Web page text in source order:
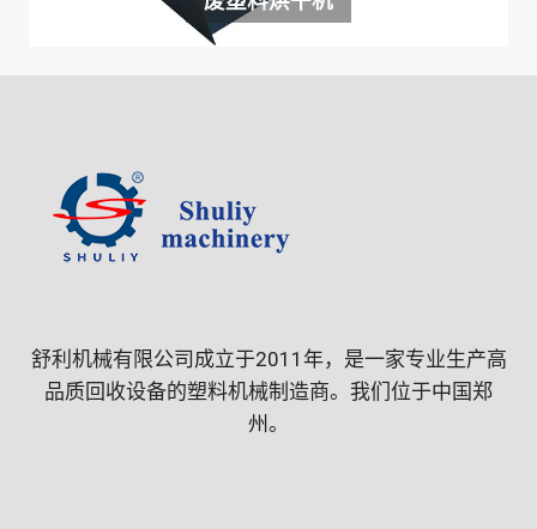
舒利机械有限公司成立于2011年，是一家专业生产高
品质回收设备的塑料机械制造商。我们位于中国郑
州。